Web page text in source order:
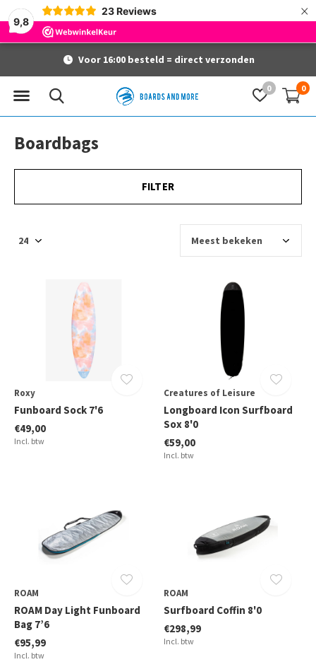
9,8
23 Reviews ×
0 0
Voor 16:00 besteld = direct verzonden
Boardbags
FILTER
Roxy
Funboard Sock 7'6
€49,00
Incl. btw
Creatures of Leisure
Longboard Icon Surfboard
Sox 8'0
€59,00
Incl. btw
ROAM
ROAM Day Light Funboard
Bag 7’6
€95,99
Incl. btw
ROAM
Surfboard Coffin 8'0
€298,99
Incl. btw